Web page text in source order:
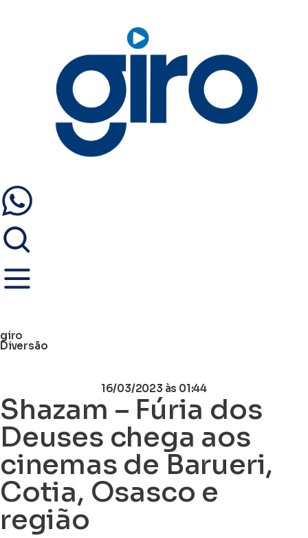
giro
Diversão
16/03/2023 às 01:44
Shazam – Fúria dos
Deuses chega aos
cinemas de Barueri,
Cotia, Osasco e
região